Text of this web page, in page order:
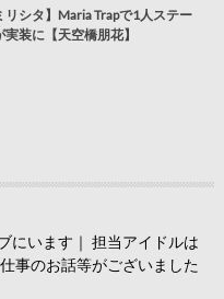
リシタ】Maria Trapで1人ステー
実装に【天空橋朋花】
にいます｜ 担当アイドルは
事のお話等がございました